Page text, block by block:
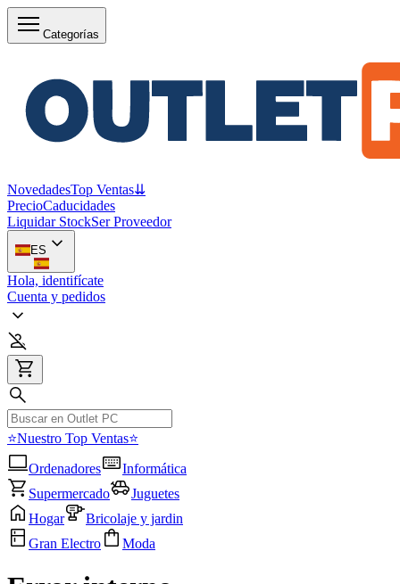
Categorías
NovedadesTop Ventas⇊
PrecioCaducidades
Liquidar StockSer Proveedor
ES
Hola, identifícate
Cuenta y pedidos
⭐Nuestro Top Ventas⭐
Ordenadores
Informática
Supermercado
Juguetes
Hogar
Bricolaje y jardin
Gran Electro
Moda